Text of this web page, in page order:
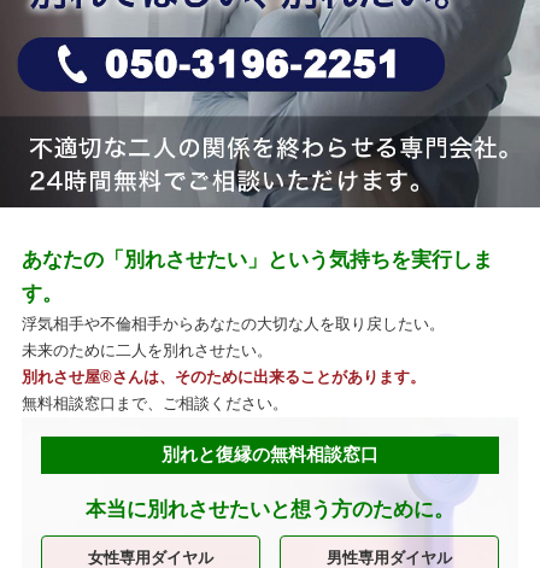
あなたの「別れさせたい」という気持ちを実行しま
す。
浮気相手や不倫相手からあなたの大切な人を取り戻したい。
未来のために二人を別れさせたい。
別れさせ屋®さんは、そのために出来ることがあります。
無料相談窓口まで、ご相談ください。
別れと復縁の無料相談窓口
本当に別れさせたいと想う方のために。
女性専用ダイヤル 男性専用ダイヤル